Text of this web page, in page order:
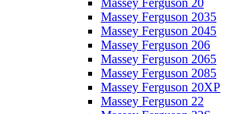
Massey Ferguson 20
Massey Ferguson 2035
Massey Ferguson 2045
Massey Ferguson 206
Massey Ferguson 2065
Massey Ferguson 2085
Massey Ferguson 20XP
Massey Ferguson 22